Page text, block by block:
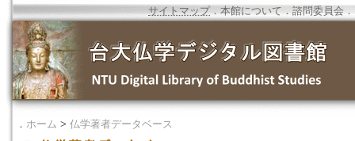
サイトマップ．本館について ．諮問委員会 ．
． ホーム > 仏学著者データベース